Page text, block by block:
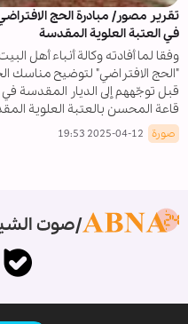
تقرير مصور/ مبادرة الحج
في العتبة العلوية المقدسة
وفقا لما أفادته وكالة أنباء أهل
"الحج الافتراضي" لتوضيح مناسك
قبل توجّههم إلى الديار المقدسة
قاعة المحسن بالعتبة العلوية
صورة 2025-04-12 19:53
صوت